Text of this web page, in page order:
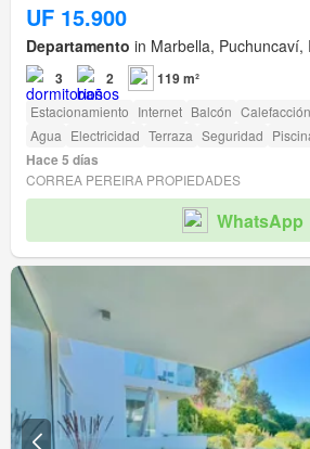
UF 15.900
Departamento in Marbella, Puchuncaví,
3 2 119 m²
Estacionamiento Internet Balcón Calefacción
Agua Electricidad Terraza Seguridad
Hace 5 días
CORREA PEREIRA PROPIEDADES
WhatsApp